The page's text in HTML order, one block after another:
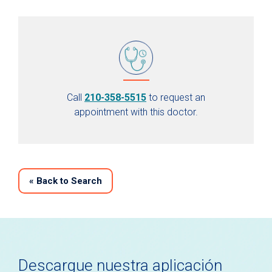
Call 210-358-5515 to request an
appointment with this doctor.
« Back to Search
Descargue nuestra aplicación